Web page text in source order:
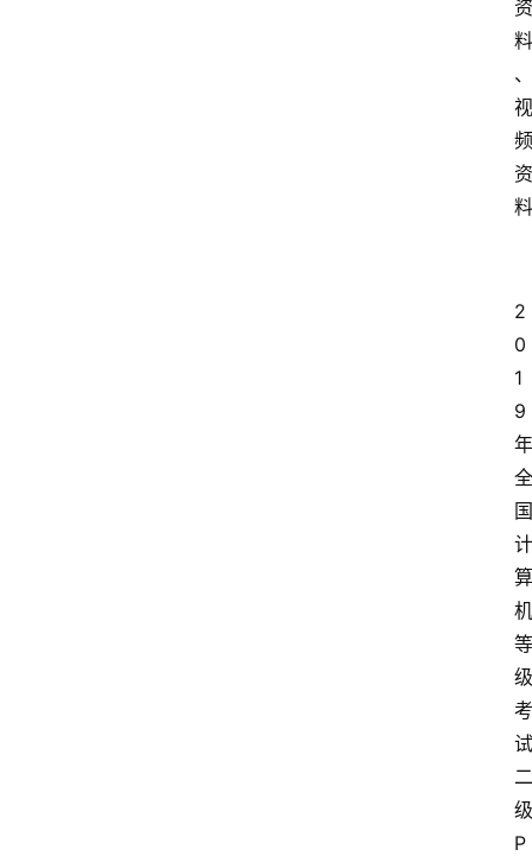
资
料
、
视
频
资
料
2
0
1
9
年
全
国
计
算
机
等
级
考
试
二
级
P